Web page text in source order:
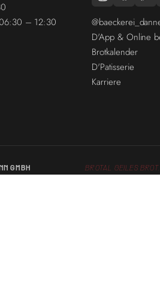
– 12:30
D'App & Online
Brotkalender
D'Patisserie
Karriere
GMBH BROTAL GEILES BROT.